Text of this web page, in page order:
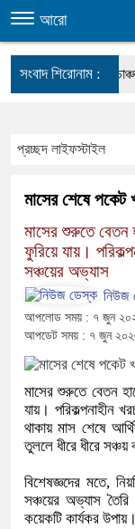
আরো
সংবাদ শিরোনাম :
দেওয়ার’ হুমকি, চাঞ্চল্যকর
প্রচ্ছদ লাইফস্টাইল
মাসের শেষে পকেট
মাসের শুরুতে বেতন
ফুরিয়ে যায়।
সঞ্চয়ের অভ্যাস
নিউজ
আপলোড সময় : ৭ জুন
আপডেট সময় : ৭ জুন
মাসের শুরুতে বেতন
যায়। পরিকল্পনাহীন
থাকায় মাস শেষে
তুললে ধীরে ধীরে
বিশেষজ্ঞদের মতে,
সঞ্চয়ের অভ্যাস
কয়েকটি কার্যকর উপায়।